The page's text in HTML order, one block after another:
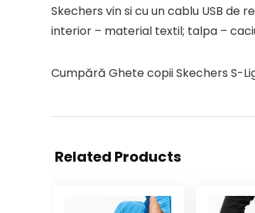
Skechers vin si cu un cablu USB
interior – material textil; talpa –
Cumpără Ghete copii Skechers S-
Related Products